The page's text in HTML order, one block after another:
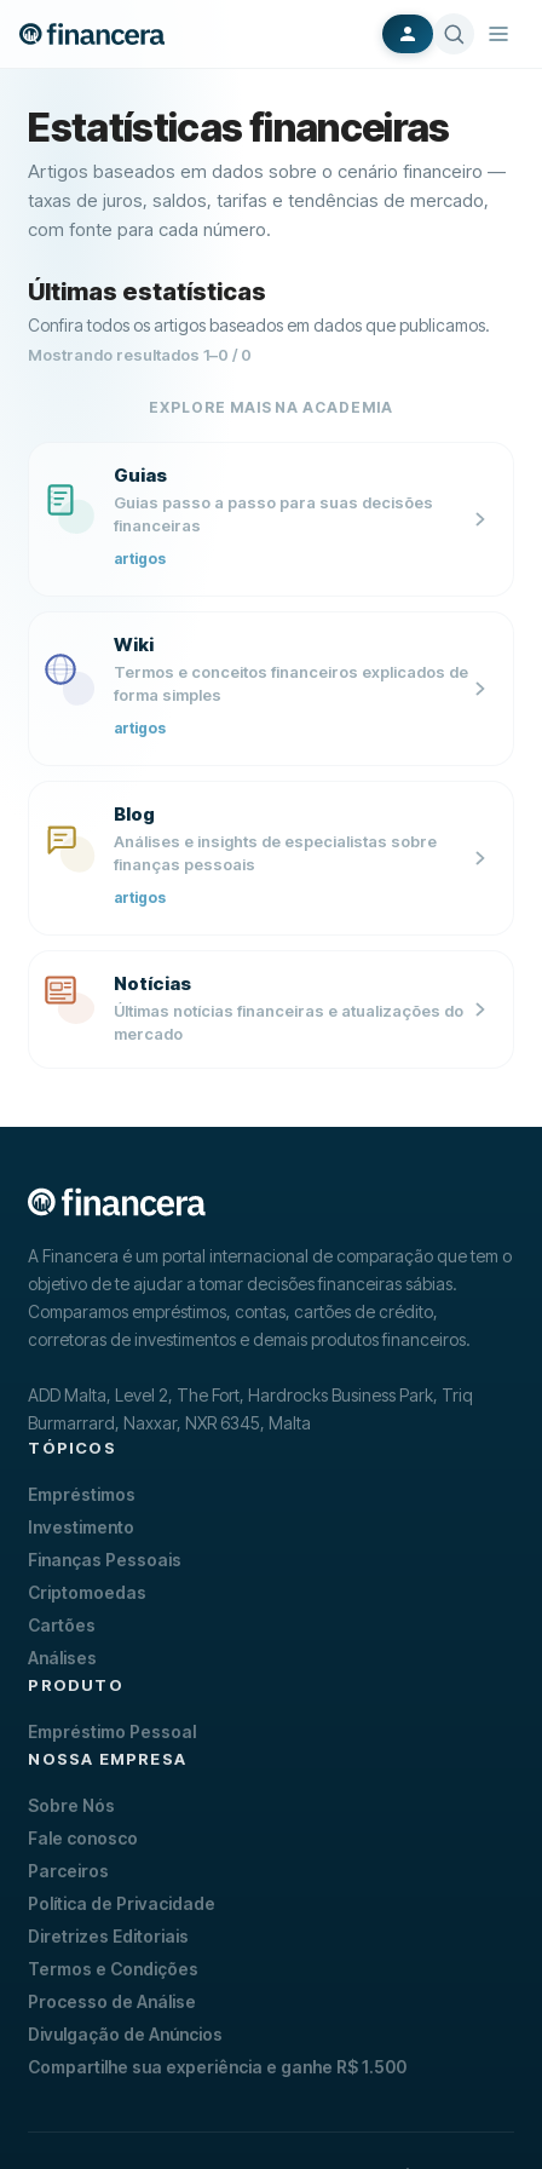
Estatísticas financeiras
Artigos baseados em dados sobre o cenário financeiro —
taxas de juros, saldos, tarifas e tendências de mercado,
com fonte para cada número.
Últimas estatísticas
Confira todos os artigos baseados em dados que publicamos.
Mostrando resultados 1–0 /0
EXPLORE MAIS NA ACADEMIA
Guias
Guias passo a passo para suas decisões
financeiras
artigos
Wiki
Termos e conceitos financeiros explicados de
forma simples
artigos
Blog
Análises e insights de especialistas sobre
finanças pessoais
artigos
Notícias
Últimas notícias financeiras e atualizações do
mercado
A Financera é um portal internacional de comparação que tem o
objetivo de te ajudar a tomar decisões financeiras sábias.
Comparamos empréstimos, contas, cartões de crédito,
corretoras de investimentos e demais produtos financeiros.
ADD Malta, Level 2, The Fort, Hardrocks Business Park, Triq
Burmarrard, Naxxar, NXR 6345, Malta
TÓPICOS
Empréstimos
Investimento
Finanças Pessoais
Criptomoedas
Cartões
Análises
PRODUTO
Empréstimo Pessoal
NOSSA EMPRESA
Sobre Nós
Fale conosco
Parceiros
Política de Privacidade
Diretrizes Editoriais
Termos e Condições
Processo de Análise
Divulgação de Anúncios
Compartilhe sua experiência e ganhe R$ 1.500